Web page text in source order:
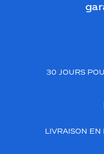
30 JOURS
LIVRAISON EN